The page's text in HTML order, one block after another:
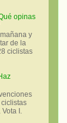
opinas
y
de la
ciclistas
I.